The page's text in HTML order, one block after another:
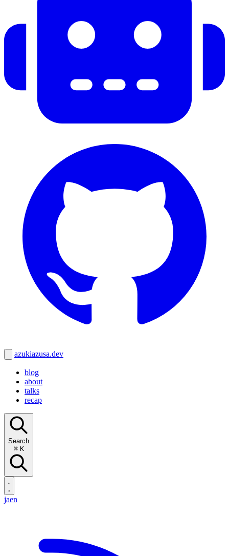
azukiazusa.dev
blog
about
talks
recap
Search
⌘ K
jaen